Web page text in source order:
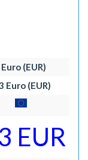
(EUR)
Euro (EUR)
EUR